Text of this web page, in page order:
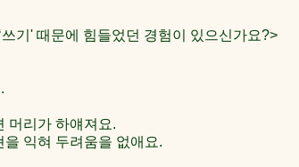
기' 때문에 힘들었던 경험이 있으신가요?>
머리가 하얘져요.
익혀 두려움을 없애요.